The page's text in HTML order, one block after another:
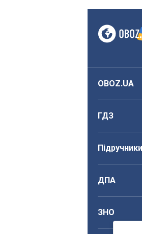
OBOZ.UA
ГДЗ
Підручники
ДПА
ЗНО